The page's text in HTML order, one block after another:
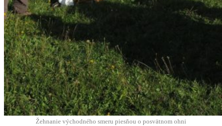
Žehnanie východ­ného smeru piesňou o posvät­nom ohni